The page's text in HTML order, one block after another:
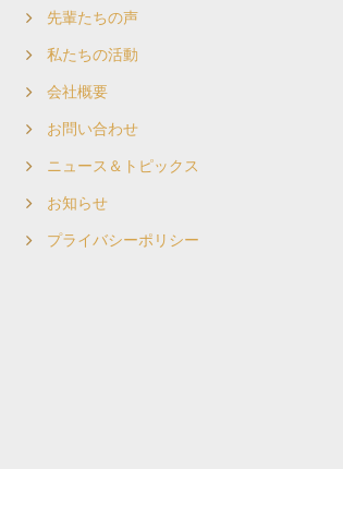
先輩たちの声
私たちの活動
会社概要
お問い合わせ
ニュース＆トピックス
お知らせ
プライバシーポリシー